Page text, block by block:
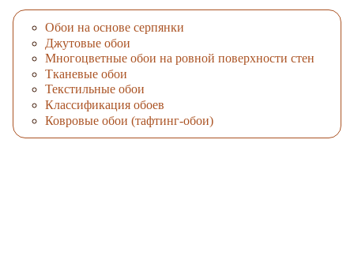
Обои на основе серпянки
Джутовые обои
Многоцветные обои на ровной поверхности стен
Тканевые обои
Текстильные обои
Классификация обоев
Ковровые обои (тафтинг-обои)